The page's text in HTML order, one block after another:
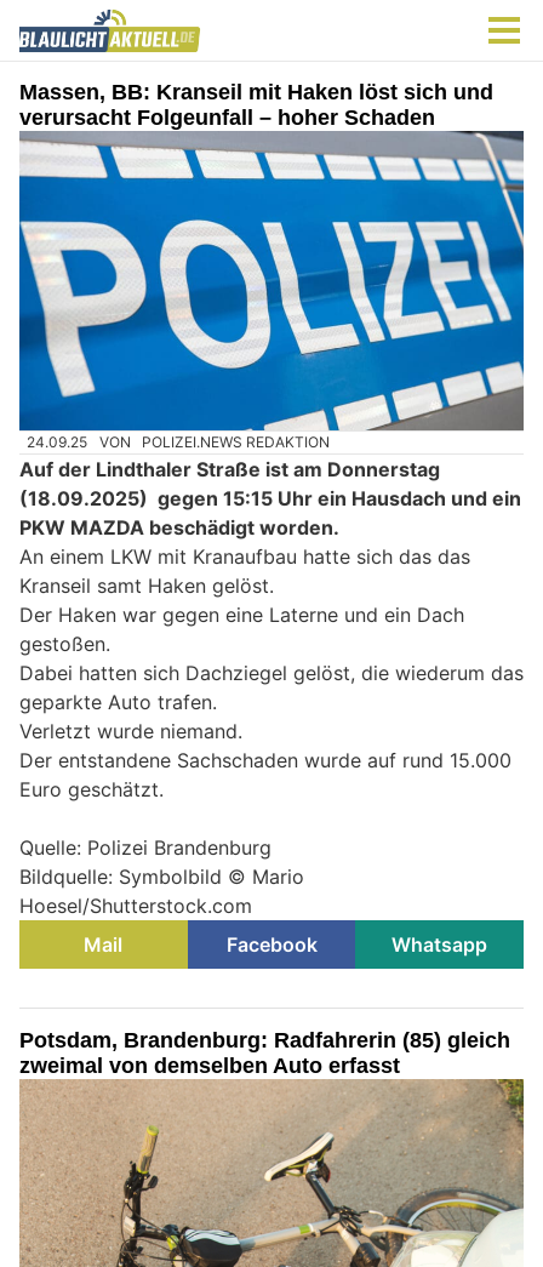
Massen, BB: Kranseil mit Haken löst sich und
verursacht Folgeunfall – hoher Schaden
24.09.25 VON POLIZEI.NEWS REDAKTION
Auf der Lindthaler Straße ist am Donnerstag
(18.09.2025) gegen 15:15 Uhr ein Hausdach und ein
PKW MAZDA beschädigt worden.
An einem LKW mit Kranaufbau hatte sich das das
Kranseil samt Haken gelöst.
Der Haken war gegen eine Laterne und ein Dach
gestoßen.
Dabei hatten sich Dachziegel gelöst, die wiederum das
geparkte Auto trafen.
Verletzt wurde niemand.
Der entstandene Sachschaden wurde auf rund 15.000
Euro geschätzt.
Quelle: Polizei Brandenburg
Bildquelle: Symbolbild © Mario
Hoesel/Shutterstock.com
Mail
Facebook Whatsapp
Potsdam, Brandenburg: Radfahrerin (85) gleich
zweimal von demselben Auto erfasst